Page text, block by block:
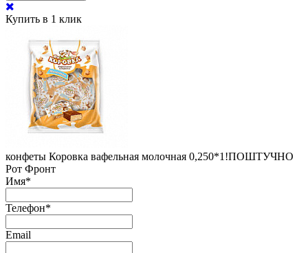
Купить в 1 клик
конфеты Коровка вафельная молочная 0,250*1!ПОШТУЧНО
Рот Фронт
Имя*
Телефон*
Email